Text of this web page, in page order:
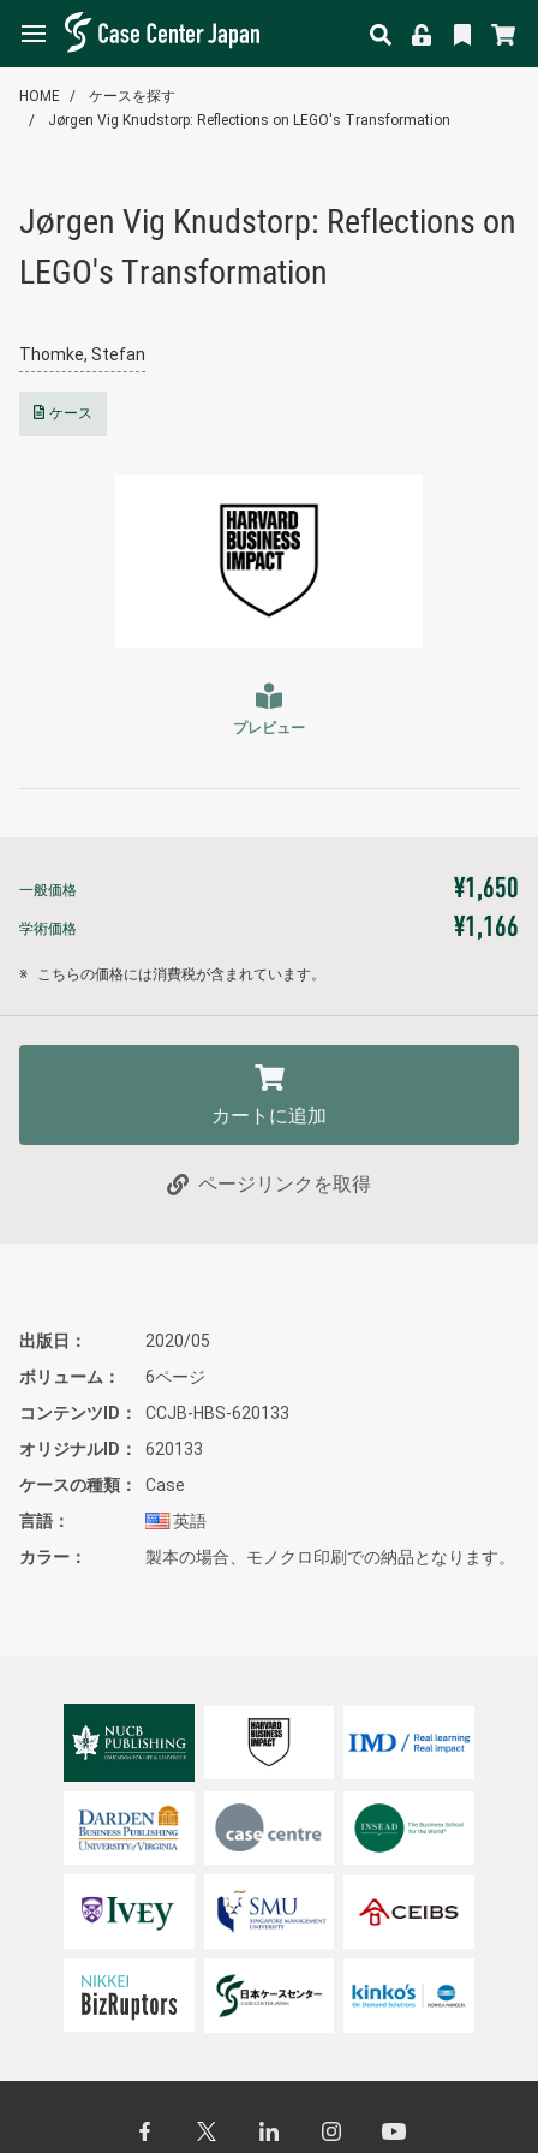
HOME
ケースを探す
Jørgen Vig Knudstorp: Reflections on LEGO's Transformation
Jørgen Vig Knudstorp: Reflections on
LEGO's Transformation
Thomke, Stefan
ケース
プレビュー
一般価格 ¥1,650
学術価格 ¥1,166
※ こちらの価格には消費税が含まれています。
カートに追加
ページリンクを取得
出版日
2020/05
ボリューム
6ページ
コンテンツID
CCJB-HBS-620133
オリジナルID
620133
ケースの種類
Case
言語
英語
カラー
製本の場合、モノクロ印刷での納品となります。